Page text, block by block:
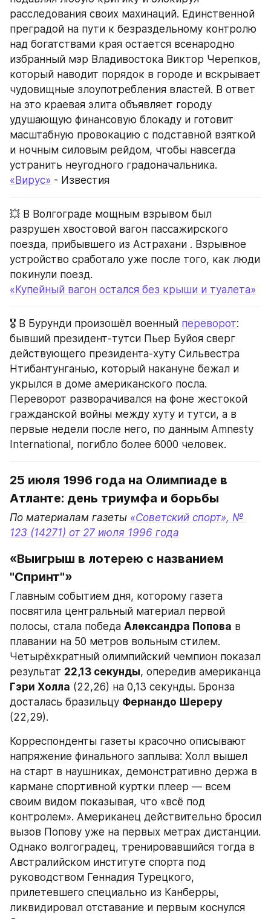
расследования своих махинаций. Единственной
преградой на пути к безраздельному контролю
над богатствами края остается всенародно
избранный мэр Владивостока Виктор Черепков,
который наводит порядок в городе и вскрывает
чудовищные злоупотребления властей. В ответ
на это краевая элита объявляет городу
удушающую финансовую блокаду и готовит
масштабную провокацию с подставной взяткой
и ночным силовым рейдом, чтобы навсегда
устранить неугодного градоначальника.
«Вирус» - Известия
💥 В Волгограде мощным взрывом был
разрушен хвостовой вагон пассажирского
поезда, прибывшего из Астрахани . Взрывное
устройство сработало уже после того, как люди
покинули поезд.
«Купейный вагон остался без крыши и туалета»
🎖️ В Бурунди произошёл военный переворот:
бывший президент-тутси Пьер Буйоя сверг
действующего президента-хуту Сильвестра
Нтибантунганью, который накануне бежал и
укрылся в доме американского посла.
Переворот разворачивался на фоне жестокой
гражданской войны между хуту и тутси, а в
первые недели после него, по данным Amnesty
International, погибло более 6000 человек.
25 июля 1996 года на Олимпиаде в
Атланте: день триумфа и борьбы
По материалам газеты «Советский спорт», №
123 (14271) от 27 июля 1996 года
«Выигрыш в лотерею с названием
"Спринт"»
Главным событием дня, которому газета
посвятила центральный материал первой
полосы, стала победа Александра Попова в
плавании на 50 метров вольным стилем.
Четырёхкратный олимпийский чемпион показал
результат 22,13 секунды
Гэри Холла (22,26) на 0,13 секунды. Бронза
досталась бразильцу Фернандо Шереру
(22,29).
Корреспонденты газеты красочно описывают
напряжение финального заплыва: Холл вышел
на старт в наушниках, демонстративно держа в
кармане спортивной куртки плеер — всем
своим видом показывая, что «всё под
контролем». Американец действительно бросил
вызов Попову уже на первых метрах дистанции.
Однако волгоградец, тренировавшийся тогда в
Австралийском институте спорта под
руководством Геннадия Турецкого,
прилетевшего специально из Канберры,
ликвидировал отставание и первым коснулся